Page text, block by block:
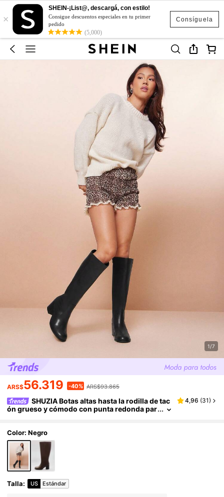
Consíguela
×
SHEIN-¡List@, descargá, con estilo!
Consigue descuentos especiales en tu primer
pedido
(5,000)
1/7
ARS$56.319 -40% ARS$93.865
SHUZIA Botas altas hasta la rodilla de tac
ón grueso y cómodo con punta redonda par
4,96 (31)
Color: Negro
Talla: US Estándar